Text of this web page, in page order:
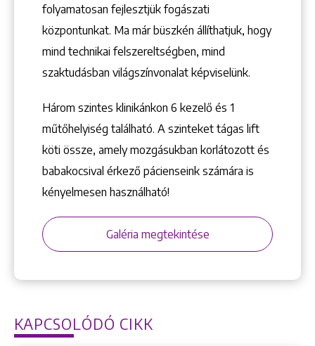
folyamatosan fejlesztjük fogászati
központunkat. Ma már büszkén állíthatjuk, hogy
mind technikai felszereltségben, mind
szaktudásban világszínvonalat képviselünk.
Három szintes klinikánkon 6 kezelő ­és 1
műtőhelyiség található. A szinteket tágas lift
köti össze, amely mozgásukban korlátozott és
babakocsival érkező pácienseink számára is
kényelmesen használható!
Galéria megtekintése
KAPCSOLÓDÓ CIKK